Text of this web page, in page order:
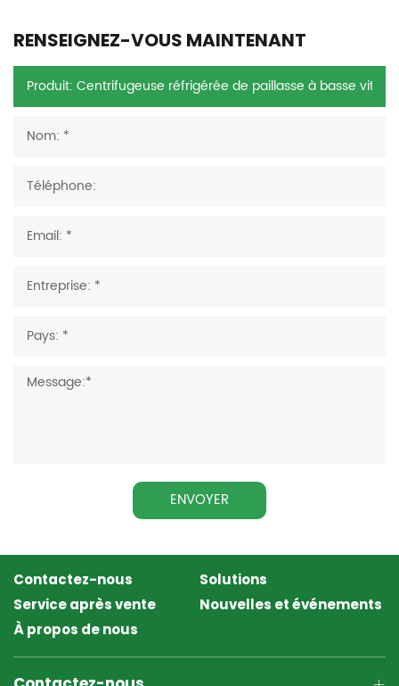
RENSEIGNEZ-VOUS MAINTENANT
ENVOYER
Contactez-nous
Solutions
Service après vente
Nouvelles et événements
À propos de nous